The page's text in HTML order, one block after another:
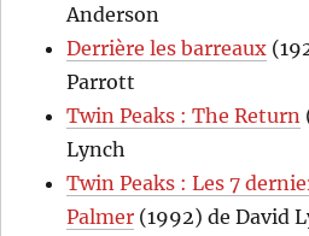
Anderson
Derrière les barreaux
Parrott
Twin Peaks : The Return
Lynch
Twin Peaks : Les 7
Palmer (1992) de David